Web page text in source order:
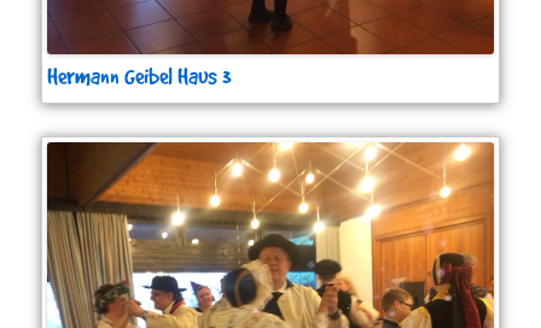
Hermann Geibel Haus 3